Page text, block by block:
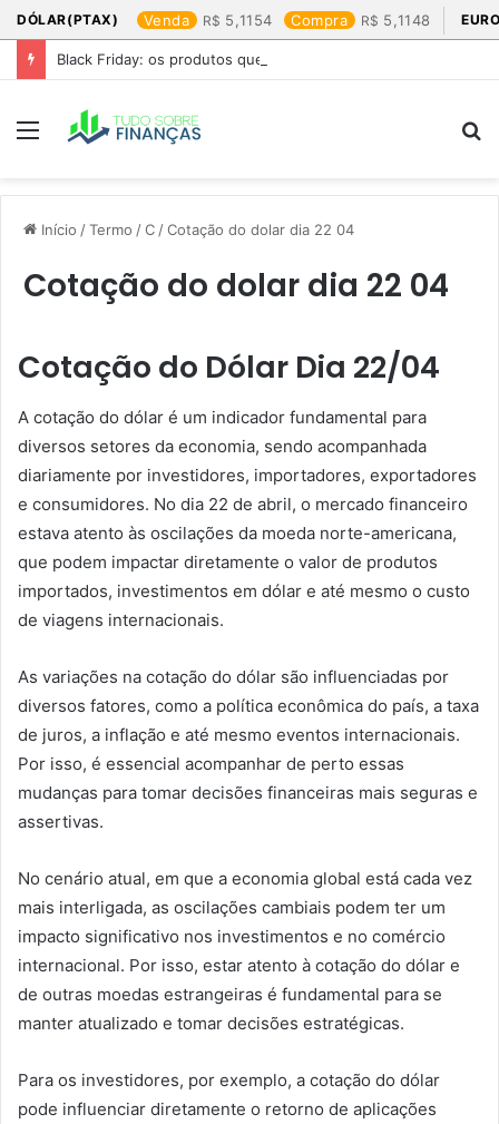
DÓLAR(PTAX) Venda 5,1154 Compra 5,1148
Black Friday: os produtos que mais valem a pena
Menu
Início /Termo /C /Cotação do dolar dia 22 04​
Cotação do dolar dia 22 04​
Cotação do Dólar Dia 22/04
A cotação do dólar é um indicador fundamental para
diversos setores da economia, sendo acompanhada
diariamente por investidores, importadores, exportadores
e consumidores. No dia 22 de abril, o mercado financeiro
estava atento às oscilações da moeda norte-americana,
que podem impactar diretamente o valor de produtos
importados, investimentos em dólar e até mesmo o custo
de viagens internacionais.
As variações na cotação do dólar são influenciadas por
diversos fatores, como a política econômica do país, a taxa
de juros, a inflação e até mesmo eventos internacionais.
Por isso, é essencial acompanhar de perto essas
mudanças para tomar decisões financeiras mais seguras e
assertivas.
No cenário atual, em que a economia global está cada vez
mais interligada, as oscilações cambiais podem ter um
impacto significativo nos investimentos e no comércio
internacional. Por isso, estar atento à cotação do dólar e
de outras moedas estrangeiras é fundamental para se
manter atualizado e tomar decisões estratégicas.
Para os investidores, por exemplo, a cotação do dólar
pode influenciar diretamente o retorno de aplicações